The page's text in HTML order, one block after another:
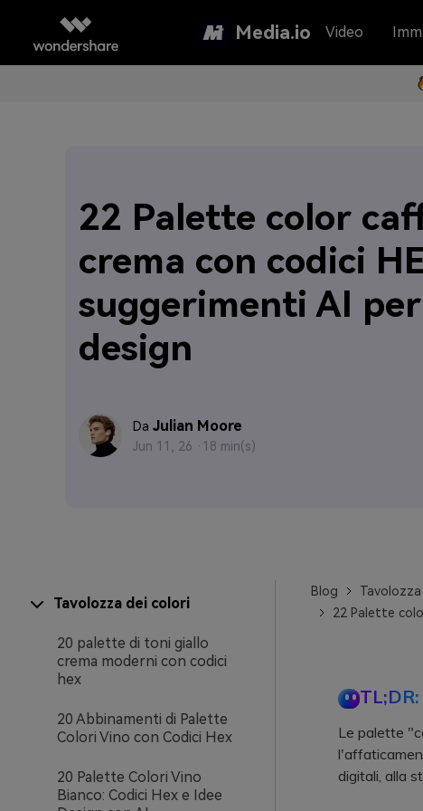
Media.io Video
22 Palette color
crema con codici
suggerimenti AI per
design
Da Julian Moore
Jun 11, 26 · 18 min(s)
Tavolozza dei colori
20 palette di toni giallo
crema moderni con codici
hex
20 Abbinamenti di Palette
Colori Vino con Codici Hex
20 Palette Colori Vino
Bianco: Codici Hex e Idee
Blog
22 Palette
TL;DR:
Le palette
digitali, alla